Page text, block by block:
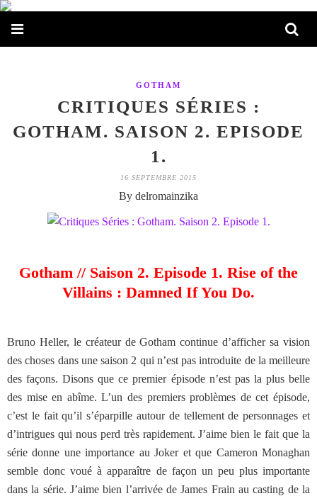
GOTHAM
CRITIQUES SÉRIES :
GOTHAM. SAISON 2. EPISODE
1.
16 SEPTEMBRE 2015
By delromainzika
Gotham // Saison 2. Episode 1. Rise of the
Villains : Damned If You Do.
Bruno Heller, le créateur de Gotham continue d’afficher sa vision
des choses dans une saison 2 qui n’est pas introduite de la meilleure
des façons. Disons que ce premier épisode n’est pas la plus belle
des mise en abîme. L’un des premiers problèmes de cet épisode,
c’est le fait qu’il s’éparpille autour de tellement de personnages et
d’intrigues qui nous perd très rapidement. J’aime bien le fait que la
série donne une importance au Joker et que Cameron Monaghan
semble donc voué à apparaître de façon un peu plus importante
dans la série. J’aime bien l’arrivée de James Frain au casting de la